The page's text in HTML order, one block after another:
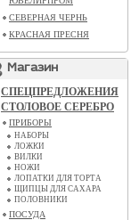
СЕВЕРНАЯ ЧЕРНЬ
КРАСНАЯ ПРЕСНЯ
Магазин
СПЕЦПРЕДЛОЖЕНИЯ
СТОЛОВОЕ СЕРЕБРО
ПРИБОРЫ
НАБОРЫ
ЛОЖКИ
ВИЛКИ
НОЖИ
ЛОПАТКИ ДЛЯ ТОРТА
ЩИПЦЫ ДЛЯ САХАРА
ПОЛОВНИКИ
ПОСУДА